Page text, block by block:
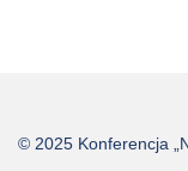
© 2025 Konferencja